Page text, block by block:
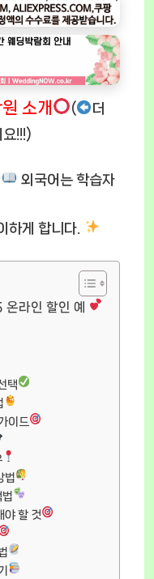
소개 (
더
요!!!)
외국어는 학습자
하게 합니다.
라인 할인 예
택
이드
법
야 할 것